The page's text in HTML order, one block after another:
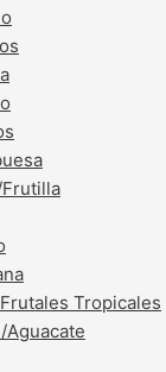
Tropicales
Aguacate